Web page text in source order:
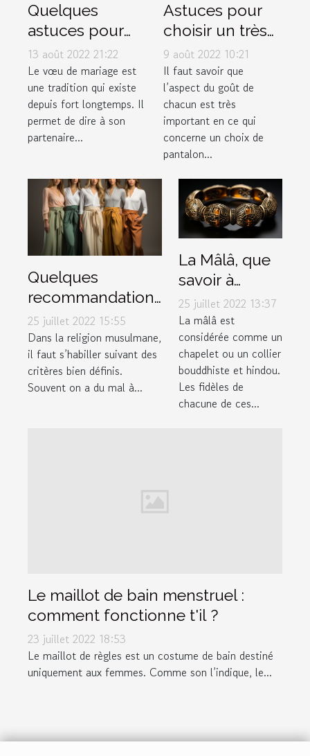
Quelques
astuces pour
rédiger
facilement ses
vœux de
mariage
13 août 2022 21:22
Le vœu de mariage est
une tradition qui existe
depuis fort longtemps. Il
permet de dire à son
partenaire...
Astuces pour
choisir un très
bon pantalon
musulman
9 août 2022 10:21
Il faut savoir que
l’aspect du goût de
chacun est très
important en ce qui
concerne un choix de
pantalon...
Quelques
recommandations
pour choisir un
bon pantalon
musulman
25 juillet 2022 15:55
Dans la religion musulmane,
il faut s’habiller suivant des
critères bien définis.
Souvent on a du mal à...
La Mâlâ, que
savoir à
propos de ce
bracelet
spécial ?
25 juillet 2022 13:37
La mâlâ est
considérée comme un
chapelet ou un collier
bouddhiste et hindou.
Les fidèles de
chacune de ces...
Le maillot de bain menstruel :
comment fonctionne t'il ?
23 juillet 2022 18:53
Le maillot de règles est un costume de bain destiné
uniquement aux femmes. Comme son l’indique, le...